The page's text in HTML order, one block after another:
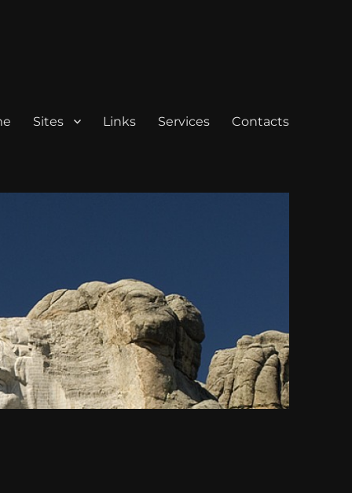
Sites Links Services Contacts